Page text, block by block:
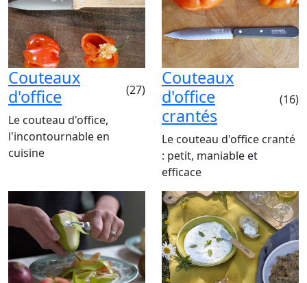
Couteaux
d'office
(27)
Le couteau d'office,
l'incontournable en
cuisine
Couteaux
d'office
crantés
(16)
Le couteau d'office cranté
: petit, maniable et
efficace